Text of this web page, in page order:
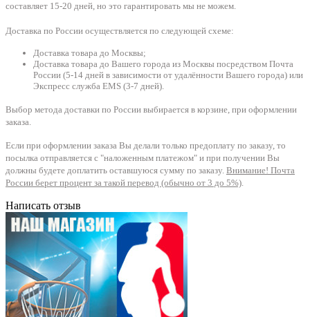
составляет 15-20 дней, но это гарантировать мы не можем.
Доставка по России осуществляется по следующей схеме:
Доставка товара до Москвы;
Доставка товара до Вашего города из Москвы посредством Почта
России (5-14 дней в зависимости от удалённости Вашего города) или
Экспресс служба EMS (3-7 дней).
Выбор метода доставки по России выбирается в корзине, при оформлении
заказа.
Если при оформлении заказа Вы делали только предоплату по заказу, то
посылка отправляется с "наложенным платежом" и при получении Вы
должны будете доплатить оставшуюся сумму по заказу. Внимание! Почта
России берет процент за такой перевод (обычно от 3 до 5%).
Написать отзыв